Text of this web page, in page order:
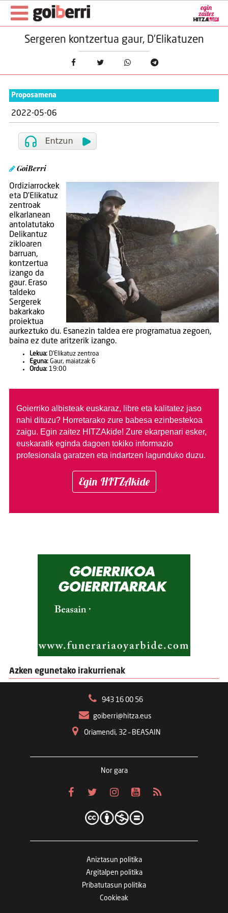
Sergeren kontzertua gaur, D’Elikatuzen
Proposamena
2022-05-06
GoiBerri
Ordiziarrockek
eta D’Elikatuz
zentroak
elkarlanean
antolatutako
Delikantuz
zikloaren
barruan,
kontzertua
izango da
gaur. Eraso
taldeko
Sergerek
bakarkako
proiektua
aurkeztuko du. Esanezin taldea ere programatua zegoen,
baina ez dute aritzerik izango.
Lekua:D’Elikatuz zentroa
Eguna:Gaur, maiatzak 6
Ordua:19:00
Goierriko albisteak euskaraz, libre eta kalitatez jaso
nahi dituzu? Horretarako zure babesa ezinbestekoa
zaigu. Egin zaitez HITZAkide! Zure ekarpenari esker,
euskaratik eginda dagoen tokiko informazio
profesionala garatzen eta indartzen lagunduko duzu.
Egin HITZAkide
Azken egunetako irakurrienak
943 16 00 56
goiberri@hitza.eus
Oriamendi, 32 – BEASAIN
Nor gara
Aniztasun politika
Argitalpen politika
Pribatutasun politika
Cookieak